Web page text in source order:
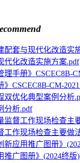
代化改造实施方案.pdf
》CSCEC8B-CM-
分析.pdf
工作现场检查主要做
推广图册》(2024终版